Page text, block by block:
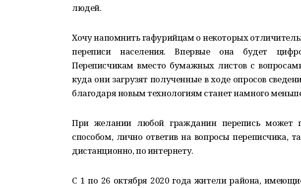
людей.
Хочу напомнить гафурийцам о некоторых
переписи населения. Впервые она будет
Переписчикам вместо бумажных листов с
куда они загрузят полученные в ходе опросов
благодаря новым технологиям станет намного
При желании любой гражданин перепись может
способом, лично ответив на вопросы переписчика,
дистанционно, по интернету.
С 1 по 26 октября 2020 года жители района,